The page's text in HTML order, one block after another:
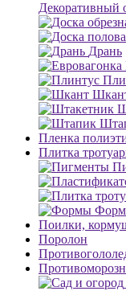
Декоративный
Дрань
Пленка
Плитка
Поилки,
Поролон